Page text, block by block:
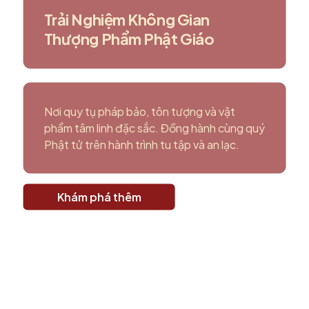
Trải Nghiệm Không Gian
Thượng Phẩm Phật Giáo
Nơi quy tụ pháp bảo, tôn tượng và vật
phẩm tâm linh đặc sắc. Đồng hành cùng quý
Phật tử trên hành trình tu tập và an lạc.
Khám phá thêm